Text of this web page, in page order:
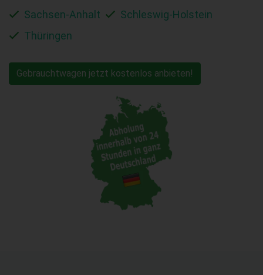
Sachsen-Anhalt
Schleswig-Holstein
Thüringen
Gebrauchtwagen jetzt kostenlos anbieten!